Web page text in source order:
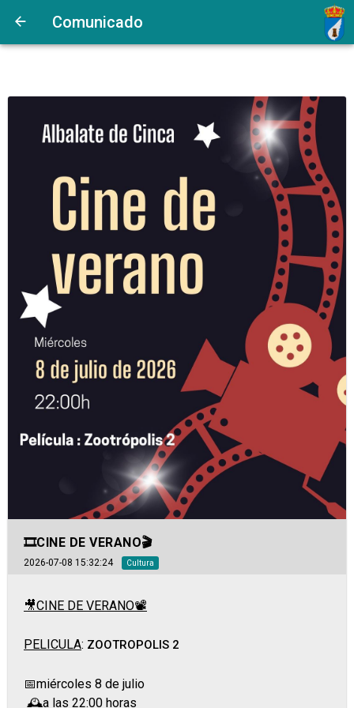
Comunicado
🎞️CINE DE VERANO🎬
2026-07-08 15:32:24 Cultura
🎥CINE DE VERANO📽️
PELICULA: ZOOTROPOLIS 2
📅miércoles 8 de julio
🕰️a las 22:00 horas